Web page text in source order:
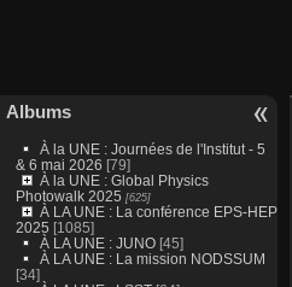
Albums
À la UNE : Journées de l'Institut - 5
& 6 mai 2026 [79]
À la UNE : Global Physics
Photowalk 2025 [625]
À LA UNE : La conférence EPS-HEP
2025 [1085]
À LA UNE : JUNO [45]
À LA UNE : La mission NODSSUM
[34]